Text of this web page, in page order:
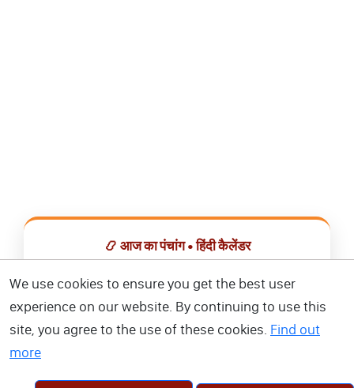
📿 आज का पंचांग • हिंदी कैलेंडर
📅 हिंदी कैलेंडर ऐप डाउनलोड करें
We use cookies to ensure you get the best user
experience on our website. By continuing to use this
site, you agree to the use of these cookies. Find out
more